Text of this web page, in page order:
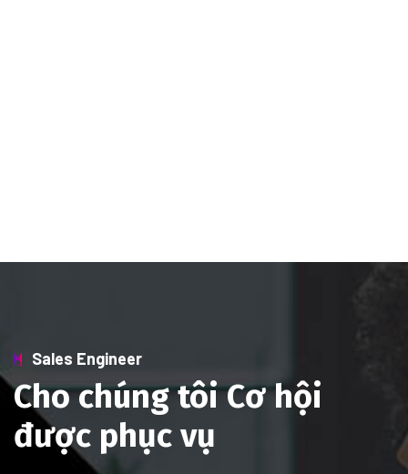
Sales Engineer
Cho chúng tôi Cơ hội
được phục vụ